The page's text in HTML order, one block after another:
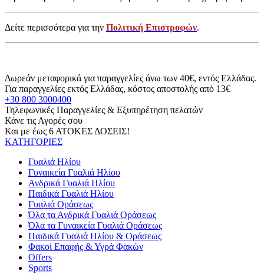
Δείτε περισσότερα για την Πολιτική Επιστροφών.
Δωρεάν μεταφορικά για παραγγελίες άνω των 40€, εντός Ελλάδας.
Για παραγγελίες εκτός Ελλάδας, κόστος αποστολής από 13€
+30 800 3000400
Τηλεφωνικές Παραγγελίες & Εξυπηρέτηση πελατών
Κάνε τις Αγορές σου
Και με έως 6 ΑΤΟΚΕΣ ΔΟΣΕΙΣ!
ΚΑΤΗΓΟΡΙΕΣ
Γυαλιά Ηλίου
Γυναικεία Γυαλιά Ηλίου
Ανδρικά Γυαλιά Ηλίου
Παιδικά Γυαλιά Ηλίου
Γυαλιά Οράσεως
Όλα τα Ανδρικά Γυαλιά Οράσεως
Όλα τα Γυναικεία Γυαλιά Οράσεως
Παιδικά Γυαλιά Ηλίου & Οράσεως
Φακοί Επαφής & Υγρά Φακών
Offers
Sports